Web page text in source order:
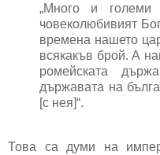
„Много и големи
човеколюбивият
времена нашето
всякакъв брой. А
ромейската
държавата на
[с нея]“.
Това са думи на